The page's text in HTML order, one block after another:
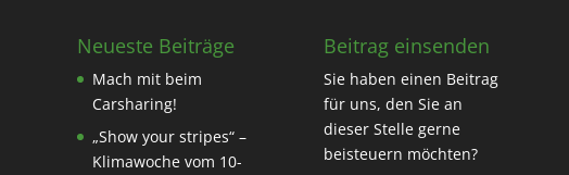
Neueste Beiträge
Mach mit beim
Carsharing!
„Show your stripes“ –
Klimawoche vom 10-
Beitrag einsenden
Sie haben einen Beitrag
für uns, den Sie an
dieser Stelle gerne
beisteuern möchten?